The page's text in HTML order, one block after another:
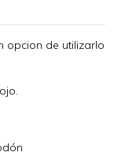
opcion de utilizarlo